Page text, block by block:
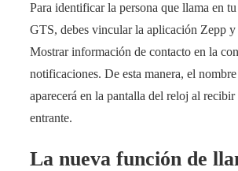
Para identificar la persona que llama en
GTS, debes vincular la aplicación Zepp
Mostrar información de contacto en la
notificaciones. De esta manera, el
aparecerá en la pantalla del reloj al recibir
entrante.
La nueva función de